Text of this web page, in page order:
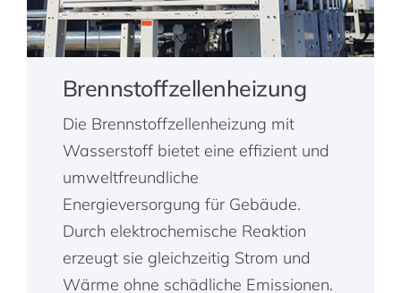
Brennstoffzellenheizung
Die Brennstoffzellenheizung mit
Wasserstoff bietet eine effizient und
umweltfreundliche
Energieversorgung für Gebäude.
Durch elektrochemische Reaktion
erzeugt sie gleichzeitig Strom und
Wärme ohne schädliche Emissionen.